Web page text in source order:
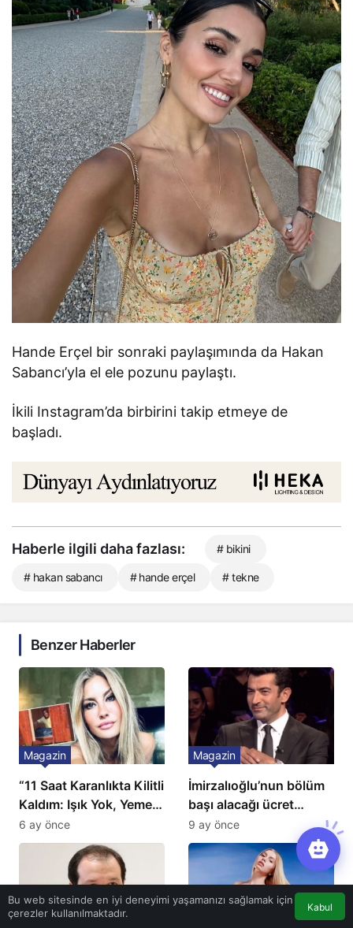
Hande Erçel bir sonraki paylaşımında da Hakan
Sabancı’yla el ele pozunu paylaştı.
İkili Instagram’da birbirini takip etmeye de
başladı.
Haberle ilgili daha fazlası: # bikini
# hakan sabancı # hande erçel # tekne
Benzer Haberler
“11 Saat Karanlıkta Kilitli
Kaldım: Işık Yok, Yemek
Yok, Tuvalet Yok!”
Çağla Şikel’den Şok
Magazin
6 ay önce
İmirzalıoğlu’nun bölüm
başı alacağı ücret
Türkiye’de bir ilk:
Gözünü 2 ilçeye dikti!
Magazin
9 ay önce
Bu web sitesinde en iyi deneyimi yaşamanızı sağlamak için
çerezler kullanılmaktadır.
Kabul